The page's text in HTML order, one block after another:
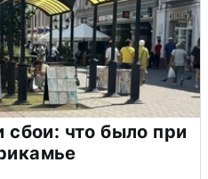
что было при